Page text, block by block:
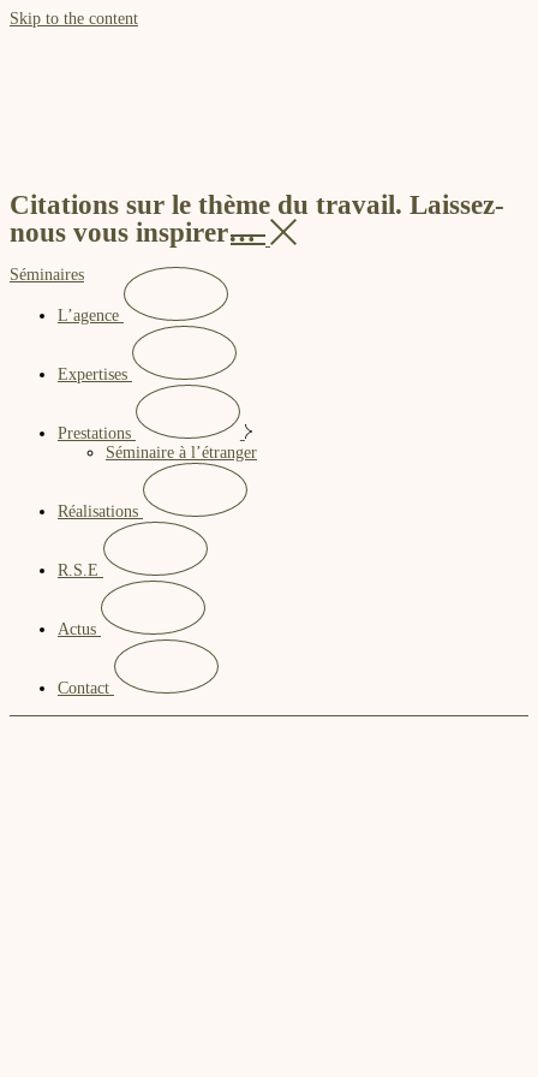
Skip to the content
L’agence
Expertises
Prestations
Séminaire à l’étranger
Réalisations
R.S.E
Actus
Contact
Citations sur le thème du travail. Laissez-
nous vous inspirer…
Séminaires